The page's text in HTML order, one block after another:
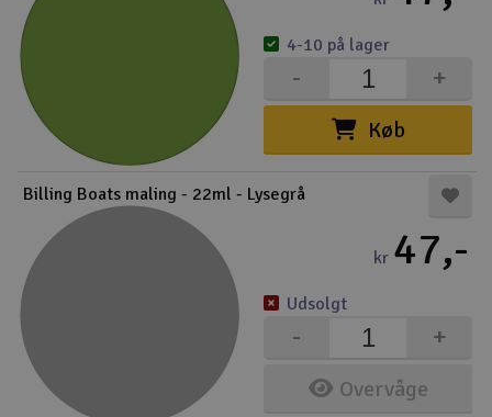
Køb
+
-
4-10 på lager
Billing Boats maling - 22ml - Lysegrå
kr 47,-
Overvåge
+
-
Udsolgt